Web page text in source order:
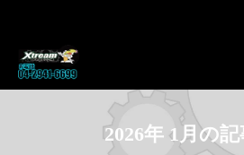
2026年 1月の